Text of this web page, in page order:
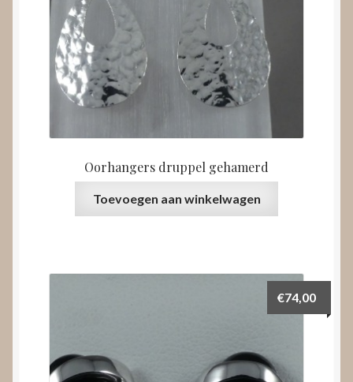
Oorhangers druppel gehamerd
Toevoegen aan winkelwagen
€74,00